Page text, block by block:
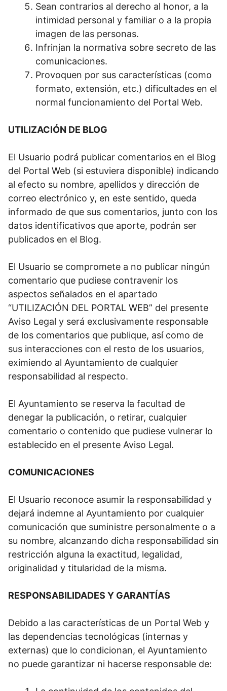
Sean contrarios al derecho al honor, a la
intimidad personal y familiar o a la propia
imagen de las personas.
Infrinjan la normativa sobre secreto de las
comunicaciones.
Provoquen por sus características (como
formato, extensión, etc.) dificultades en el
normal funcionamiento del Portal Web.
UTILIZACIÓN DE BLOG
El Usuario podrá publicar comentarios en el Blog
del Portal Web (si estuviera disponible) indicando
al efecto su nombre, apellidos y dirección de
correo electrónico y, en este sentido, queda
informado de que sus comentarios, junto con los
datos identificativos que aporte, podrán ser
publicados en el Blog.
El Usuario se compromete a no publicar ningún
comentario que pudiese contravenir los
aspectos señalados en el apartado
“UTILIZACIÓN DEL PORTAL WEB” del presente
Aviso Legal y será exclusivamente responsable
de los comentarios que publique, así como de
sus interacciones con el resto de los usuarios,
eximiendo al Ayuntamiento de cualquier
responsabilidad al respecto.
El Ayuntamiento se reserva la facultad de
denegar la publicación, o retirar, cualquier
comentario o contenido que pudiese vulnerar lo
establecido en el presente Aviso Legal.
COMUNICACIONES
El Usuario reconoce asumir la responsabilidad y
dejará indemne al Ayuntamiento por cualquier
comunicación que suministre personalmente o a
su nombre, alcanzando dicha responsabilidad sin
restricción alguna la exactitud, legalidad,
originalidad y titularidad de la misma.
RESPONSABILIDADES Y GARANTÍAS
Debido a las características de un Portal Web y
las dependencias tecnológicas (internas y
externas) que lo condicionan, el Ayuntamiento
no puede garantizar ni hacerse responsable de: